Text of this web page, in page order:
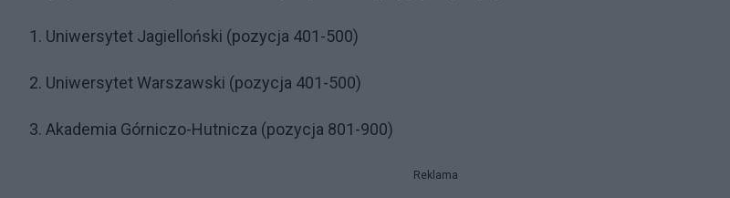
1. Uniwersytet Jagielloński (pozycja 401-500)
2. Uniwersytet Warszawski (pozycja 401-500)
3. Akademia Górniczo-Hutnicza (pozycja 801-900)
Reklama